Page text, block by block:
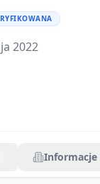
2022
Informacje